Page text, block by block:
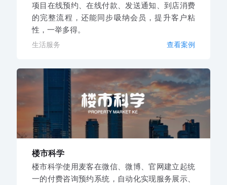
项目在线预约、在线付款、发送通知、到店消费
的完整流程，还能同步吸纳会员，提升客户粘
性，一举多得。
生活服务 查看案例
楼市科学
楼市科学使用麦客在微信、微博、官网建立起统
一的付费咨询预约系统，自动化实现服务展示、